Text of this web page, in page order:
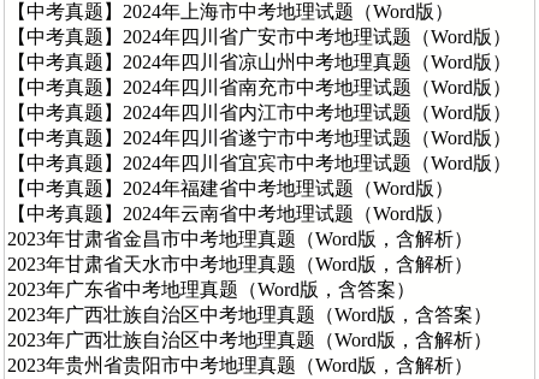
【中考真题】2024年上海市中考地理试题（Word版）
【中考真题】2024年四川省广安市中考地理试题（Word版）
【中考真题】2024年四川省凉山州中考地理真题（Word版）
【中考真题】2024年四川省南充市中考地理试题（Word版）
【中考真题】2024年四川省内江市中考地理试题（Word版）
【中考真题】2024年四川省遂宁市中考地理试题（Word版）
【中考真题】2024年四川省宜宾市中考地理试题（Word版）
【中考真题】2024年福建省中考地理试题（Word版）
【中考真题】2024年云南省中考地理试题（Word版）
2023年甘肃省金昌市中考地理真题（Word版，含解析）
2023年甘肃省天水市中考地理真题（Word版，含解析）
2023年广东省中考地理真题（Word版，含答案）
2023年广西壮族自治区中考地理真题（Word版，含答案）
2023年广西壮族自治区中考地理真题（Word版，含解析）
2023年贵州省贵阳市中考地理真题（Word版，含解析）